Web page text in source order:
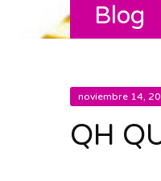
Blog
noviembre 14,
QH